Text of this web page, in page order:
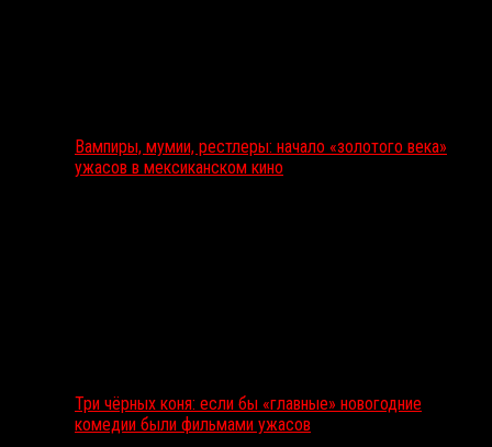
Вампиры, мумии, рестлеры: начало «золотого века»
ужасов в мексиканском кино
Три чёрных коня: если бы «главные» новогодние
комедии были фильмами ужасов